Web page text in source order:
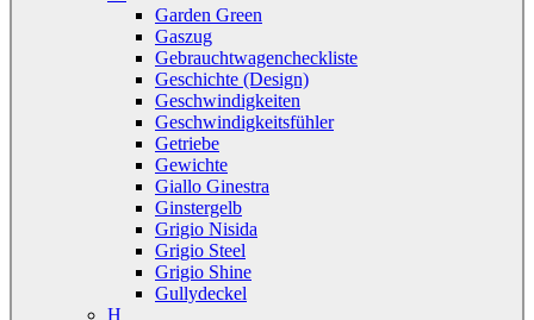
Garden Green
Gaszug
Gebrauchtwagencheckliste
Geschichte (Design)
Geschwindigkeiten
Geschwindigkeitsfühler
Getriebe
Gewichte
Giallo Ginestra
Ginstergelb
Grigio Nisida
Grigio Steel
Grigio Shine
Gullydeckel
H